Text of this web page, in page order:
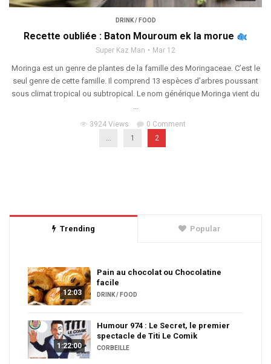
DRINK / FOOD
Recette oubliée : Baton Mouroum ek la morue
Super Kaz Man Mar 12
Moringa est un genre de plantes de la famille des Moringaceae. C’est le
seul genre de cette famille. Il comprend 13 espèces d’arbres poussant
sous climat tropical ou subtropical. Le nom générique Moringa vient du
...
3924 Views
0 Comment
...
1 2
Trending Popular
12:03
Pain au chocolat ou Chocolatine
facile
DRINK / FOOD
1:22:00
Humour 974 : Le Secret, le premier
spectacle de Titi Le Comik
CORBEILLE